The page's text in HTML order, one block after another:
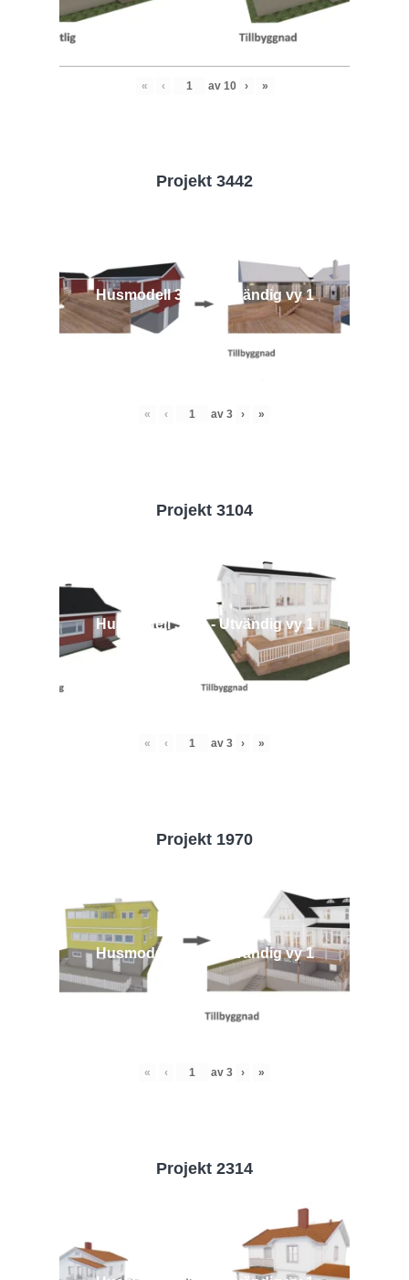
« ‹ av 10 › »
Projekt 3442
Husmodell 3442 - Utvändig vy 1
« ‹ av 3 › »
Projekt 3104
Husmodell 3104 - Utvändig vy 1
« ‹ av 3 › »
Projekt 1970
Husmodell 1970 - Utvändig vy 1
« ‹ av 3 › »
Projekt 2314